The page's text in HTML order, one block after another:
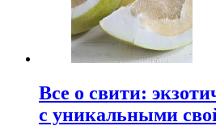
Все о свити:
с уникальными